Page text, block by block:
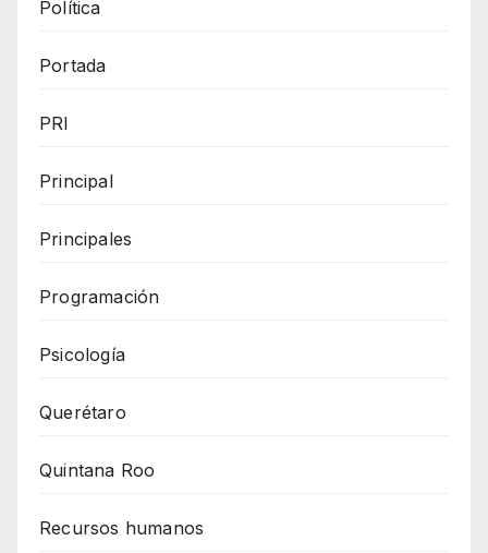
Política
Portada
PRI
Principal
Principales
Programación
Psicología
Querétaro
Quintana Roo
Recursos humanos